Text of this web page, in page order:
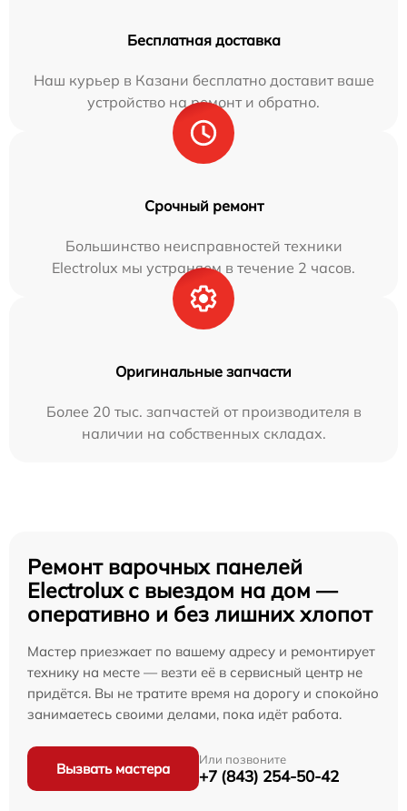
Бесплатная доставка
Наш курьер в Казани бесплатно доставит ваше
устройство на ремонт и обратно.
Срочный ремонт
Большинство неисправностей техники
Electrolux мы устраняем в течение 2 часов.
Оригинальные запчасти
Более 20 тыс. запчастей от производителя в
наличии на собственных складах.
Ремонт варочных панелей
Electrolux с выездом на дом —
оперативно и без лишних хлопот
Мастер приезжает по вашему адресу и ремонтирует
технику на месте — везти её в сервисный центр не
придётся. Вы не тратите время на дорогу и спокойно
занимаетесь своими делами, пока идёт работа.
Вызвать мастера
Или позвоните
+7 (843) 254-50-42